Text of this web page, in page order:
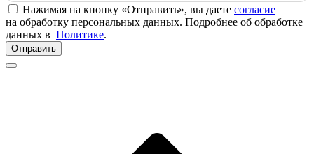
Нажимая на кнопку «Отправить», вы даете согласие
на обработку персональных данных. Подробнее об обработке
данных в Политике.
Отправить